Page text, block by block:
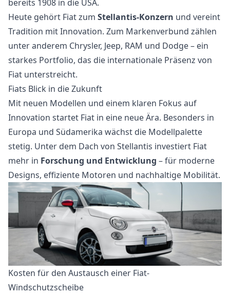
bereits 1908 in die USA.
Heute gehört Fiat zum Stellantis-Konzern und vereint
Tradition mit Innovation. Zum Markenverbund zählen
unter anderem Chrysler, Jeep, RAM und Dodge – ein
starkes Portfolio, das die internationale Präsenz von
Fiat unterstreicht.
Fiats Blick in die Zukunft
Mit neuen Modellen und einem klaren Fokus auf
Innovation startet Fiat in eine neue Ära. Besonders in
Europa und Südamerika wächst die Modellpalette
stetig. Unter dem Dach von Stellantis investiert Fiat
mehr in Forschung und Entwicklung – für moderne
Designs, effiziente Motoren und nachhaltige Mobilität.
Kosten für den Austausch einer Fiat-
Windschutzscheibe